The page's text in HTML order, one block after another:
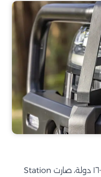
بأكثر من ٦٠ سنة خبرة وانتشار في ١٦٠ دولة، صارت Station